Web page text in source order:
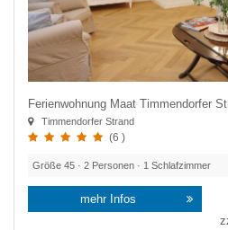
Ferienwohnung Maat Timmendorfer
Timmendorfer Strand
(6 )
Größe 45 · 2 Personen · 1 Schlafzimmer
mehr Infos